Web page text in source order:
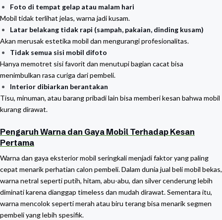
Foto di tempat gelap atau malam hari
Mobil tidak terlihat jelas, warna jadi kusam.
Latar belakang tidak rapi (sampah, pakaian, dinding kusam)
Akan merusak estetika mobil dan mengurangi profesionalitas.
Tidak semua sisi mobil difoto
Hanya memotret sisi favorit dan menutupi bagian cacat bisa
menimbulkan rasa curiga dari pembeli.
Interior dibiarkan berantakan
Tisu, minuman, atau barang pribadi lain bisa memberi kesan bahwa mobil
kurang dirawat.
Pengaruh Warna dan Gaya Mobil Terhadap Kesan
Pertama
Warna dan gaya eksterior mobil seringkali menjadi faktor yang paling
cepat menarik perhatian calon pembeli. Dalam dunia jual beli mobil bekas,
warna netral seperti putih, hitam, abu-abu, dan silver cenderung lebih
diminati karena dianggap timeless dan mudah dirawat. Sementara itu,
warna mencolok seperti merah atau biru terang bisa menarik segmen
pembeli yang lebih spesifik.